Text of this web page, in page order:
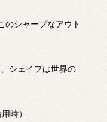
のシャープなアウト
シェイプは世界の
時）